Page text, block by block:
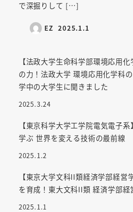
で深掘りして […]
EZ 2025.1.1
【法政大学生命科学部環境応用
の力！法政大学 環境応用化学科
学中の大学生に聞きました
2025.3.24
【東京科学大学工学院電気電子
学ぶ 世界を変える技術の最前線
2025.1.2
【東京大学文科II類経済学部経営
を育成！東大文科II類 経済学部経
2025.1.1